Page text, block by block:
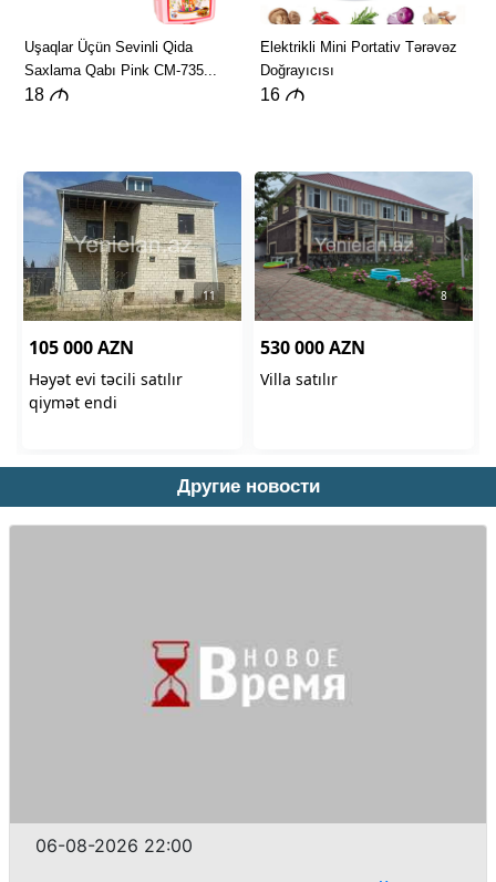
Другие новости
06-08-2026 22:00